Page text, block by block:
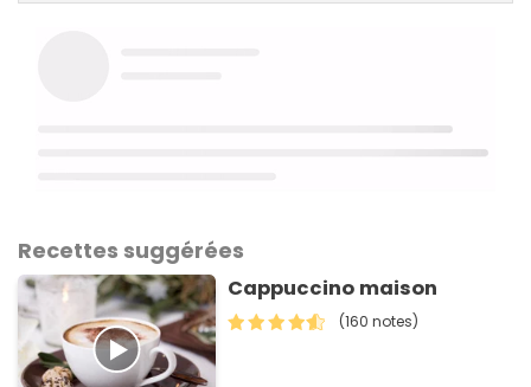
Recettes suggérées
Cappuccino maison
(160 notes)